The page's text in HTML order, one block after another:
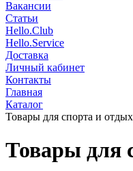
Вакансии
Статьи
Hello.Club
Hello.Service
Доставка
Личный кабинет
Контакты
Главная
Каталог
Товары для спорта и
Товары для